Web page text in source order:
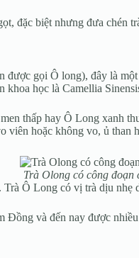
đặc biệt nhưng đưa chén
gọi Ô long), đây là
học là Camellia
thấp hay Ô Long
viên hoặc không vo, ủ
Trà Olong có công đoạn
Ô Long có vị trà dịu nhẹ
và đến nay được